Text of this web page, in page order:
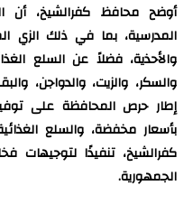
أوضح محافظ كفرالشيخ، أن
المدرسية، بما في ذلك الزي
والأحذية، فضلاً عن السلع
والسكر، والزيت، والدواجن،
إطار حرص المحافظة على
بأسعار مخفضة، والسلع
كفرالشيخ، تنفيذًا لتوجيهات
الجمهورية.